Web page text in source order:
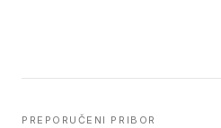
PREPORUČENI PRIBOR